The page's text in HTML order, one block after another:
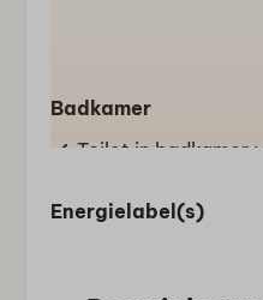
Badkamer
Toilet in badkamer :
Energielabel(s)